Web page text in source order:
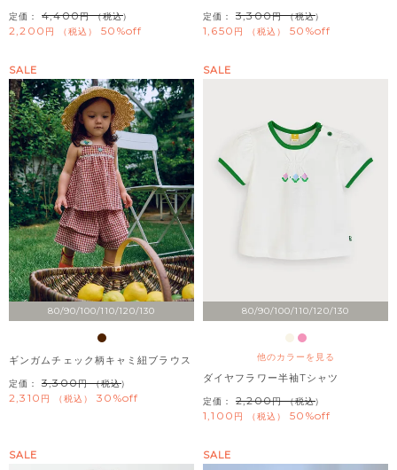
定価： 4,400 （税込）
2,200 税込 50%off
定価： 3,300 （税込）
1,650 税込 50%off
80/90/100/110/120/130
SALE
ギンガムチェック柄キャミ紐ブラウス
定価： 3,300 （税込）
2,310 税込 30%off
80/90/100/110/120/130
他のカラーを見る
SALE
ダイヤフラワー半袖Tシャツ
定価： 2,200 （税込）
1,100 税込 50%off
SALE SALE